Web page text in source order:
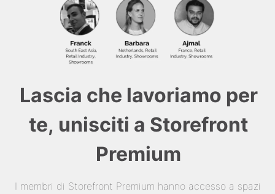
Lascia che lavoriamo per
te, unisciti a Storefront
Premium
I membri di Storefront Premium hanno accesso a spazi